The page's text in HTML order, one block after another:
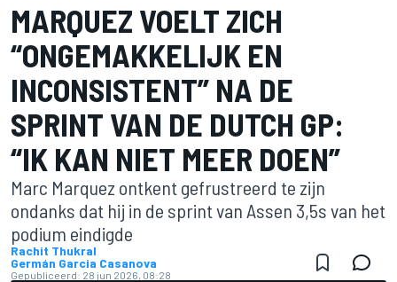
MARQUEZ VOELT ZICH
“ONGEMAKKELIJK EN
INCONSISTENT” NA DE
SPRINT VAN DE DUTCH GP:
“IK KAN NIET MEER DOEN”
Marc Marquez ontkent gefrustreerd te zijn
ondanks dat hij in de sprint van Assen 3,5s van het
podium eindigde
Rachit Thukral
Germán Garcia Casanova
Gepubliceerd: 28 jun 2026, 08:28